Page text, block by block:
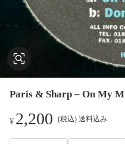
Paris & Sharp – On My
¥2,200 (税込) 送料込み